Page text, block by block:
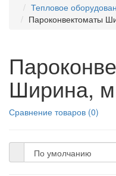
Тепловое
Пароконвектоматы
Ширина,
Сравнение товаров (0)